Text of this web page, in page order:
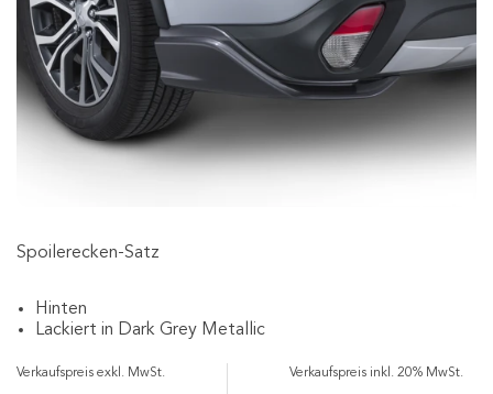
Spoilerecken-Satz
Hinten
Lackiert in Dark Grey Metallic
Verkaufspreis exkl. MwSt. Verkaufspreis inkl. 20% MwSt.